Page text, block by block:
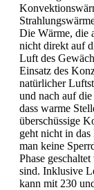
Die Wärme, die
nicht direkt auf
Luft des
Einsatz des
natürlicher
und nach auf
dass warme
überschüssige
geht nicht in
man keine
Phase
sind. Inklusive
kann mit 230